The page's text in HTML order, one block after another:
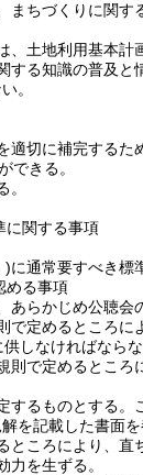
ちづくりに関
土地利用基本
る知識の普及
。
切に補完する
できる。
に関する事項
)に通常要すべき標
める事項
らかじめ公聴
定めるところ
しなければならな
で定めるとこ
るものとする。
を記載した書面
ころにより、
力を生ずる。